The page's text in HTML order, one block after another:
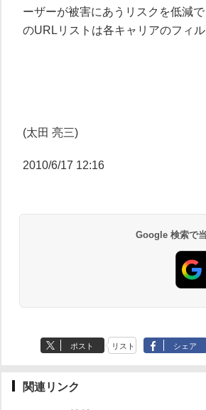
ーザーが被害にあうリスクを低減
のURLリストは各キャリアのフィ
(太田 亮三)
2010/6/17 12:16
Google 検索で
ポスト リスト シェア
関連リンク